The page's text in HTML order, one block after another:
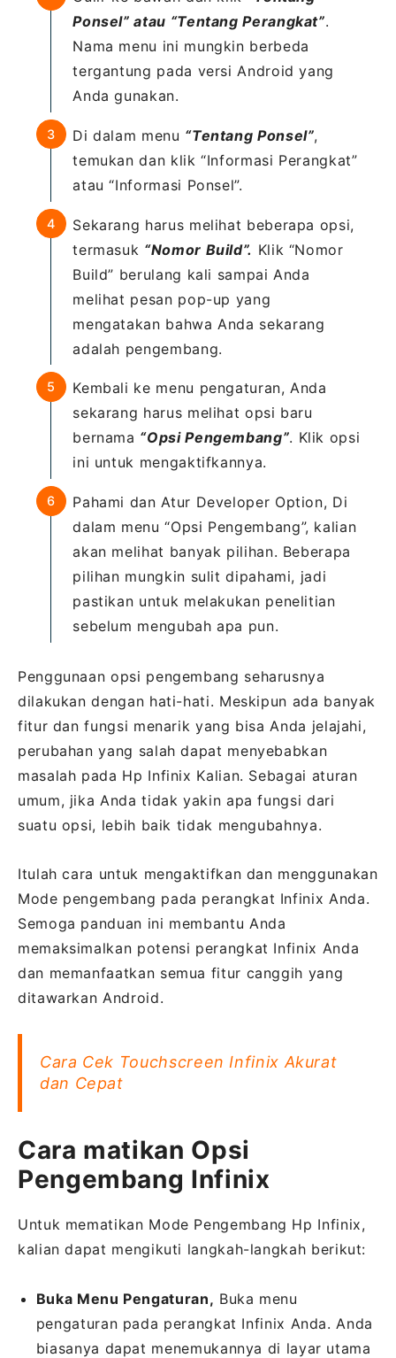
Ponsel” atau “Tentang Perangkat”.
Nama menu ini mungkin berbeda
tergantung pada versi Android yang
Anda gunakan.
Di dalam menu “Tentang Ponsel”,
temukan dan klik “Informasi Perangkat”
atau “Informasi Ponsel”.
Sekarang harus melihat beberapa opsi,
termasuk “Nomor Build”. Klik “Nomor
Build” berulang kali sampai Anda
melihat pesan pop-up yang
mengatakan bahwa Anda sekarang
adalah pengembang.
Kembali ke menu pengaturan, Anda
sekarang harus melihat opsi baru
bernama “Opsi Pengembang”. Klik opsi
ini untuk mengaktifkannya.
Pahami dan Atur Developer Option, Di
dalam menu “Opsi Pengembang”, kalian
akan melihat banyak pilihan. Beberapa
pilihan mungkin sulit dipahami, jadi
pastikan untuk melakukan penelitian
sebelum mengubah apa pun.
Penggunaan opsi pengembang seharusnya
dilakukan dengan hati-hati. Meskipun ada banyak
fitur dan fungsi menarik yang bisa Anda jelajahi,
perubahan yang salah dapat menyebabkan
masalah pada Hp Infinix Kalian. Sebagai aturan
umum, jika Anda tidak yakin apa fungsi dari
suatu opsi, lebih baik tidak mengubahnya.
Itulah cara untuk mengaktifkan dan menggunakan
Mode pengembang pada perangkat Infinix Anda.
Semoga panduan ini membantu Anda
memaksimalkan potensi perangkat Infinix Anda
dan memanfaatkan semua fitur canggih yang
ditawarkan Android.
Cara Cek Touchscreen Infinix Akurat
dan Cepat
Cara matikan Opsi
Pengembang Infinix
Untuk mematikan Mode Pengembang Hp Infinix,
kalian dapat mengikuti langkah-langkah berikut:
Buka Menu Pengaturan, Buka menu
pengaturan pada perangkat Infinix Anda. Anda
biasanya dapat menemukannya di layar utama